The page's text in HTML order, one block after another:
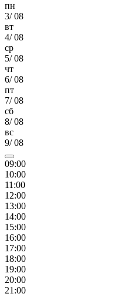
пн
3/08
вт
4/08
ср
5/08
чт
6/08
пт
7/08
сб
8/08
вс
9/08
09:00
10:00
11:00
12:00
13:00
14:00
15:00
16:00
17:00
18:00
19:00
20:00
21:00